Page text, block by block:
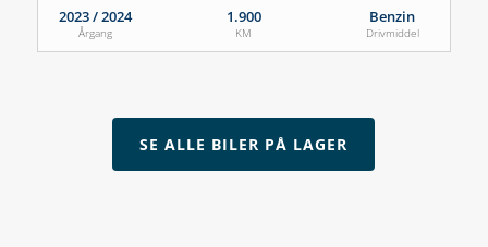
2023 / 2024
Årgang
1.900
KM
Benzin
Drivmiddel
SE ALLE BILER PÅ LAGER